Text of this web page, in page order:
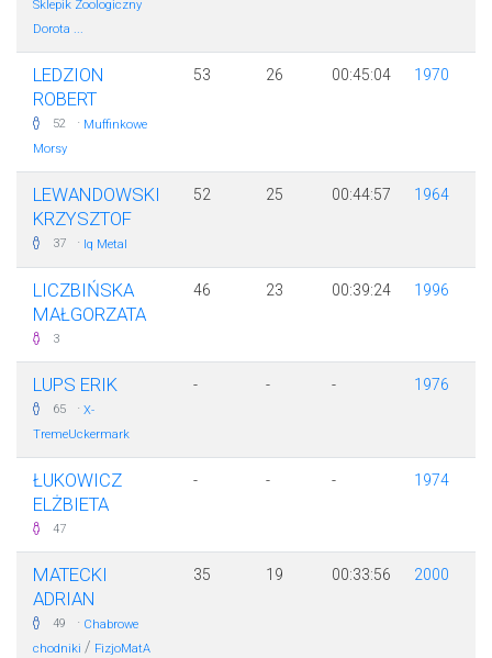
Sklepik Zoologiczny
Dorota ...
LEDZION
ROBERT
52 · Muffinkowe
Morsy
53 26 00:45:04 1970
LEWANDOWSKI
KRZYSZTOF
37 · Iq Metal
52 25 00:44:57 1964
LICZBIŃSKA
MAŁGORZATA
3
46 23 00:39:24 1996
LUPS ERIK
65 · X-
TremeUckermark
- - - 1976
ŁUKOWICZ
ELŻBIETA
47
- - - 1974
MATECKI
ADRIAN
49 · Chabrowe
chodniki / FizjoMatA
35 19 00:33:56 2000